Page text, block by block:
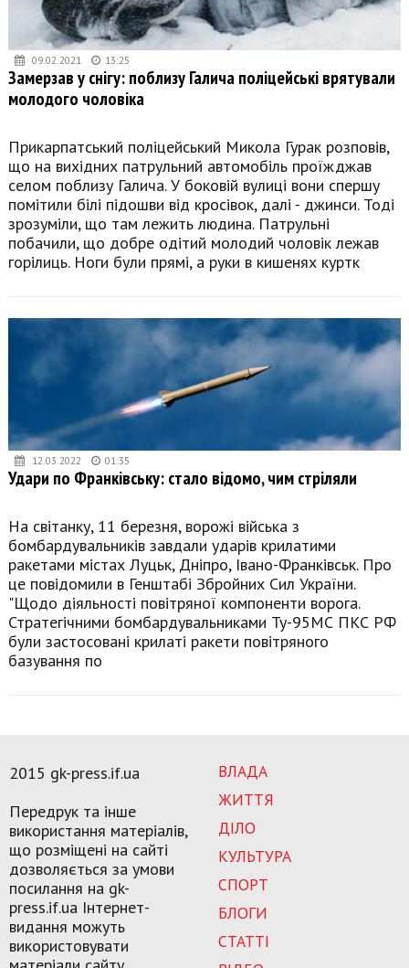
09.02.2021 13:25
Замерзав у снігу: поблизу Галича поліцейські врятували
молодого чоловіка
Прикарпатський поліцейський Микола Гурак розповів,
що на вихідних патрульний автомобіль проїжджав
селом поблизу Галича. У боковій вулиці вони спершу
помітили білі підошви від кросівок, далі - джинси. Тоді
зрозуміли, що там лежить людина. Патрульні
побачили, що добре одітий молодий чоловік лежав
горілиць. Ноги були прямі, а руки в кишенях куртк
12.03.2022 01:35
Удари по Франківську: стало відомо, чим стріляли
На світанку, 11 березня, ворожі війська з
бомбардувальників завдали ударів крилатими
ракетами містах Луцьк, Дніпро, Івано-Франківськ. Про
це повідомили в Генштабі Збройних Сил України.
"Щодо діяльності повітряної компоненти ворога.
Стратегічними бомбардувальниками Ту-95МС ПКС РФ
були застосовані крилаті ракети повітряного
базування по
ВЛАДА
ЖИТТЯ
ДІЛО
КУЛЬТУРА
СПОРТ
БЛОГИ
СТАТТІ
2015 gk-press.if.ua
Передрук та інше
використання матеріалів,
що розміщені на сайті
дозволяється за умови
посилання на gk-
press.if.ua Інтернет-
видання можуть
використовувати